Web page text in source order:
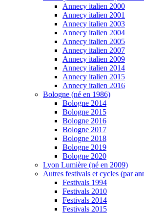
Annecy italien 2000
Annecy italien 2001
Annecy italien 2003
Annecy italien 2004
Annecy italien 2005
Annecy italien 2007
Annecy italien 2009
Annecy italien 2014
Annecy italien 2015
Annecy italien 2016
Bologne (né en 1986)
Bologne 2014
Bologne 2015
Bologne 2016
Bologne 2017
Bologne 2018
Bologne 2019
Bologne 2020
Lyon Lumière (né en 2009)
Autres festivals et cycles (par
Festivals 1994
Festivals 2010
Festivals 2014
Festivals 2015